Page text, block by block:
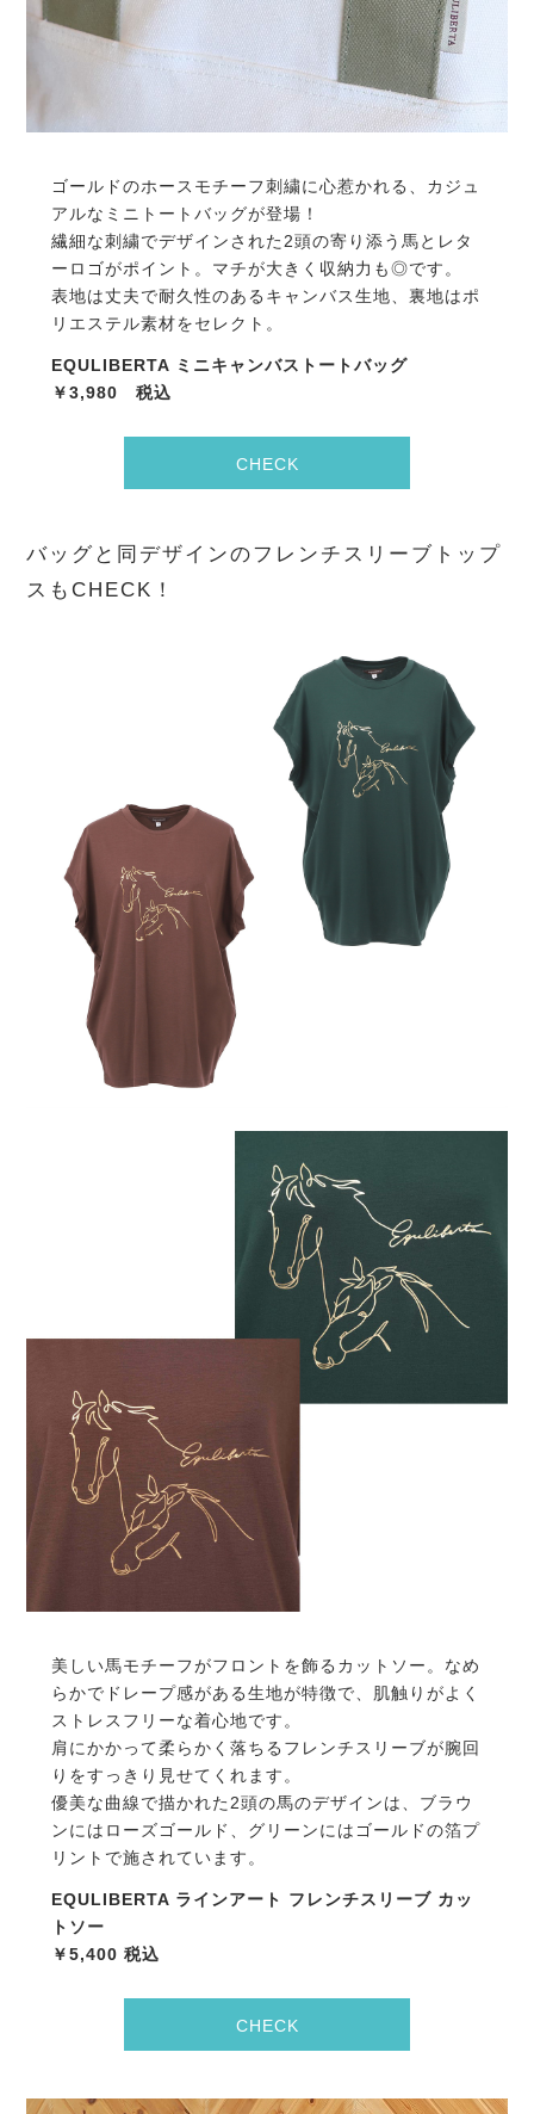
ゴールドのホースモチーフ刺繍に心惹かれる、カジュ
アルなミニトートバッグが登場！
繊細な刺繍でデザインされた2頭の寄り添う馬とレタ
ーロゴがポイント。マチが大きく収納力も◎です。
表地は丈夫で耐久性のあるキャンバス生地、裏地はポ
リエステル素材をセレクト。
EQULIBERTA ミニキャンバストートバッグ
￥3,980 税込
CHECK
バッグと同デザインのフレンチスリーブトップ
スもCHECK！
美しい馬モチーフがフロントを飾るカットソー。なめ
らかでドレープ感がある生地が特徴で、肌触りがよく
ストレスフリーな着心地です。
肩にかかって柔らかく落ちるフレンチスリーブが腕回
りをすっきり見せてくれます。
優美な曲線で描かれた2頭の馬のデザインは、ブラウ
ンにはローズゴールド、グリーンにはゴールドの箔プ
リントで施されています。
EQULIBERTA ラインアート フレンチスリーブ カッ
トソー
￥5,400 税込
CHECK